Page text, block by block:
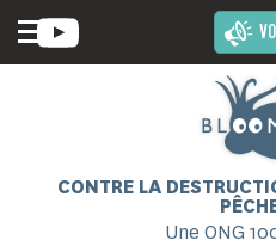
CONTRE LA
Une ONG